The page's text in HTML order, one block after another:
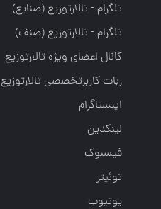
تلگرام - تالارتوزيع (صنايع)
تلگرام - تالارتوزیع (صنف)
کانال اعضای ویژه تالارتوزیع
ربات کاربرتخصصی تالارتوزیع
اینستاگرام
لینکدین
فیسبوک
توئیتر
یوتیوب